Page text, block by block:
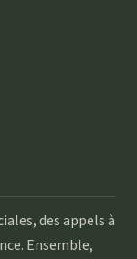
des appels à
Ensemble,